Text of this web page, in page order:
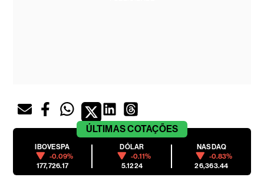
ÚLTIMASCOTAÇÕES
IBOVESPA
-0.09%
177,726.17
DÓLAR
-0.11%
5.1224
NASDAQ
-0.83%
26,363.44